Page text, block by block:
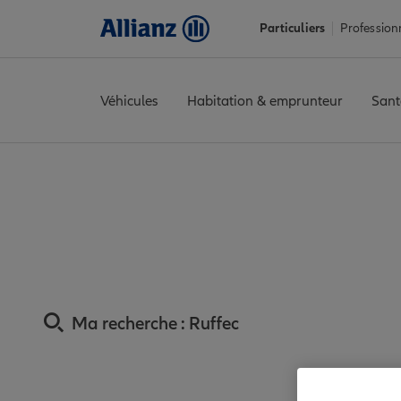
Particuliers
Véhicules Habitation & emprunteur
Ma recherche : Ruffec